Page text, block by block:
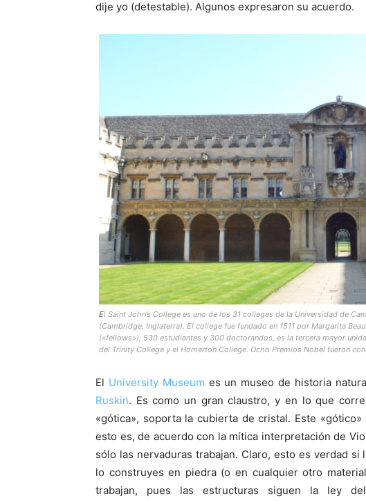
dije yo (detestable). Algunos expresaron su acuerdo.
El Saint John’s College es uno de los 31 colleges de la Universidad de
(Cambridge, Inglaterra). El college fue fundado en 1511 por Margarita
(«fellows»), 530 estudiantes y 300 doctorandos, es la tercera mayor
del Trinity College y el Homerton College. Ocho Premios Nobel fueron
El University Museum es un museo de historia
Ruskin. Es como un gran claustro, y en lo que
«gótica», soporta la cubierta de cristal. Este
esto es, de acuerdo con la mítica interpretación de
sólo las nervaduras trabajan. Claro, esto es verdad
lo construyes en piedra (o en cualquier otro
trabajan, pues las estructuras siguen la ley